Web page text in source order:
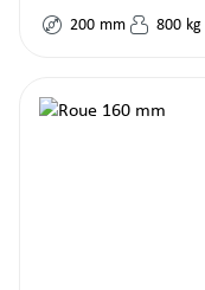
200 mm 800 kg